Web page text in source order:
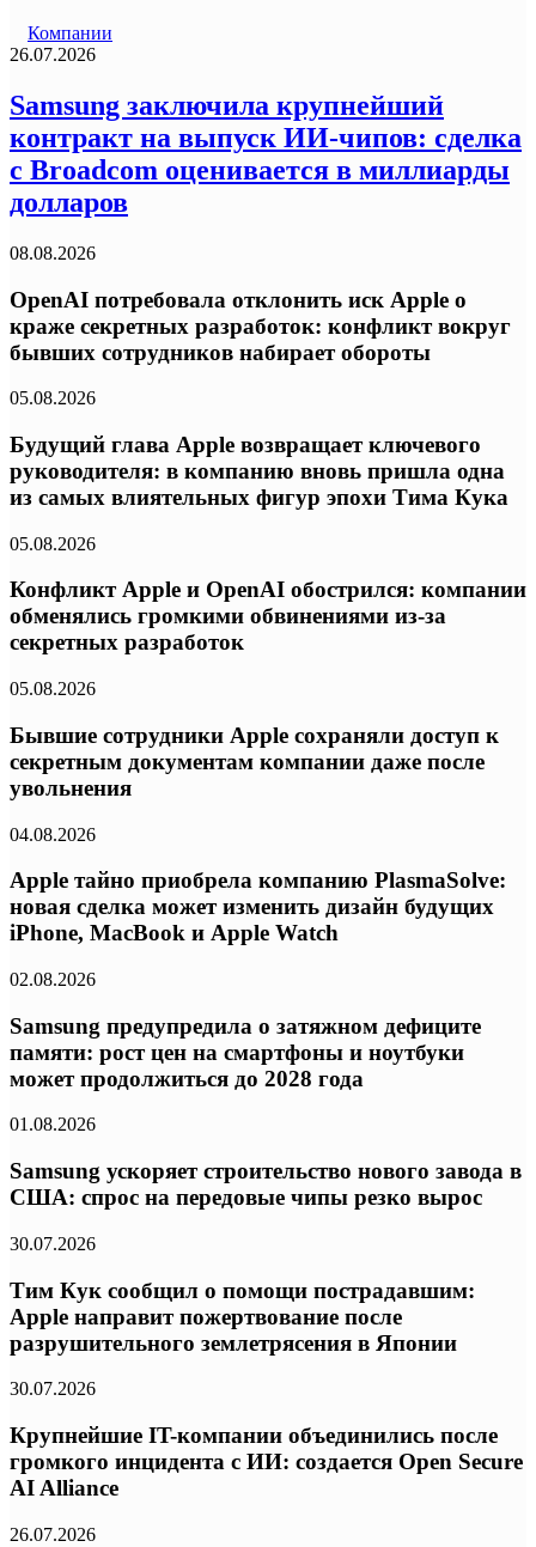
Компании
26.07.2026
Samsung заключила крупнейший
контракт на выпуск ИИ-чипов: сделка
с Broadcom оценивается в миллиарды
долларов
08.08.2026
OpenAI потребовала отклонить иск Apple о
краже секретных разработок: конфликт вокруг
бывших сотрудников набирает обороты
05.08.2026
Будущий глава Apple возвращает ключевого
руководителя: в компанию вновь пришла одна
из самых влиятельных фигур эпохи Тима Кука
05.08.2026
Конфликт Apple и OpenAI обострился: компании
обменялись громкими обвинениями из-за
секретных разработок
05.08.2026
Бывшие сотрудники Apple сохраняли доступ к
секретным документам компании даже после
увольнения
04.08.2026
Apple тайно приобрела компанию PlasmaSolve:
новая сделка может изменить дизайн будущих
iPhone, MacBook и Apple Watch
02.08.2026
Samsung предупредила о затяжном дефиците
памяти: рост цен на смартфоны и ноутбуки
может продолжиться до 2028 года
01.08.2026
Samsung ускоряет строительство нового завода в
США: спрос на передовые чипы резко вырос
30.07.2026
Тим Кук сообщил о помощи пострадавшим:
Apple направит пожертвование после
разрушительного землетрясения в Японии
30.07.2026
Крупнейшие IT-компании объединились после
громкого инцидента с ИИ: создается Open Secure
AI Alliance
26.07.2026